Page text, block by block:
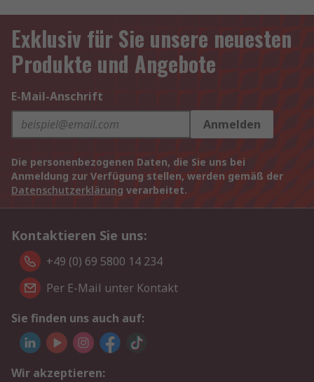
Exklusiv für Sie unsere neuesten
Produkte und Angebote
E-Mail-Anschrift
Anmelden
Die personenbezogenen Daten, die Sie uns bei
Anmeldung zur Verfügung stellen, werden gemäß der
Datenschutzerklärung verarbeitet.
Kontaktieren Sie uns:
+49 (0) 69 5800 14 234
Per E-Mail unter Kontakt
Sie finden uns auch auf:
Wir akzeptieren: